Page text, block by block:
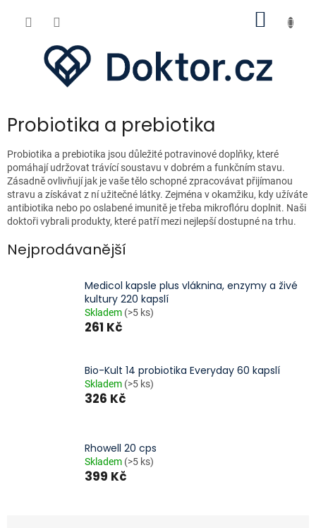
Probiotika a prebiotika
Probiotika a prebiotika jsou důležité potravinové doplňky, které
pomáhají udržovat trávící soustavu v dobrém a funkčním stavu.
Zásadně ovlivňují jak je vaše tělo schopné zpracovávat přijímanou
stravu a získávat z ní užitečné látky. Zejména v okamžiku, kdy užíváte
antibiotika nebo po oslabené imunitě je třeba mikroflóru doplnit. Naši
doktoři vybrali produkty, které patří mezi nejlepší dostupné na trhu.
Nejprodávanější
Medicol kapsle plus vláknina, enzymy a živé
kultury 220 kapslí
Skladem (>5 ks)
261 Kč
Bio-Kult 14 probiotika Everyday 60 kapslí
Skladem (>5 ks)
326 Kč
Rhowell 20 cps
Skladem (>5 ks)
399 Kč